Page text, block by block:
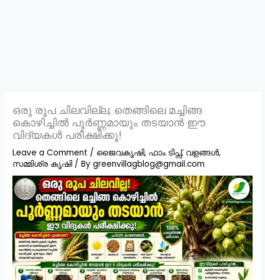
ഒരു രൂപ ചിലവില്ല; തെങ്ങിലെ മച്ചിങ്ങ
കൊഴിച്ചിൽ പൂർണ്ണമായും തടയാൻ ഈ
വിദ്യകൾ പരീക്ഷിക്കൂ!
Leave a Comment / ജൈവകൃഷി, ഫാം ടിപ്സ്, വളങ്ങൾ,
സമ്മിശ്ര കൃഷി / Bygreenvillagblog@gmail.com